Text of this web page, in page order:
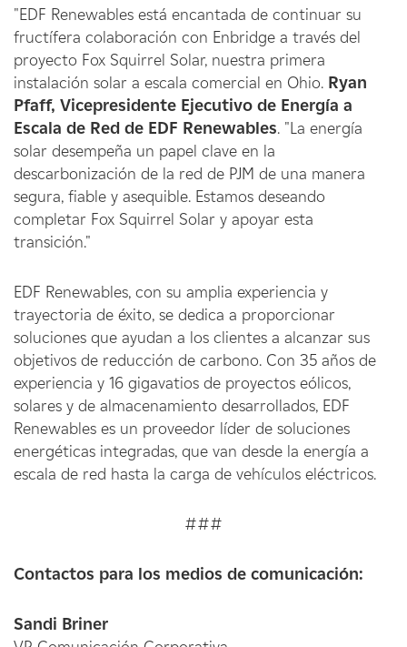
"EDF Renewables está encantada de continuar su
fructífera colaboración con Enbridge a través del
proyecto Fox Squirrel Solar, nuestra primera
instalación solar a escala comercial en Ohio. Ryan
Pfaff, Vicepresidente Ejecutivo de Energía a
Escala de Red de EDF Renewables. "La energía
solar desempeña un papel clave en la
descarbonización de la red de PJM de una manera
segura, fiable y asequible. Estamos deseando
completar Fox Squirrel Solar y apoyar esta
transición."
EDF Renewables, con su amplia experiencia y
trayectoria de éxito, se dedica a proporcionar
soluciones que ayudan a los clientes a alcanzar sus
objetivos de reducción de carbono. Con 35 años de
experiencia y 16 gigavatios de proyectos eólicos,
solares y de almacenamiento desarrollados, EDF
Renewables es un proveedor líder de soluciones
energéticas integradas, que van desde la energía a
escala de red hasta la carga de vehículos eléctricos.
###
Contactos para los medios de comunicación:
Sandi Briner